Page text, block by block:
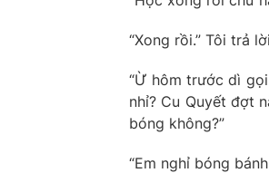
“Xong rồi.” Tôi trả
“Ừ hôm trước dì
nhỉ? Cu Quyết đợt
bóng không?”
“Em nghỉ bóng